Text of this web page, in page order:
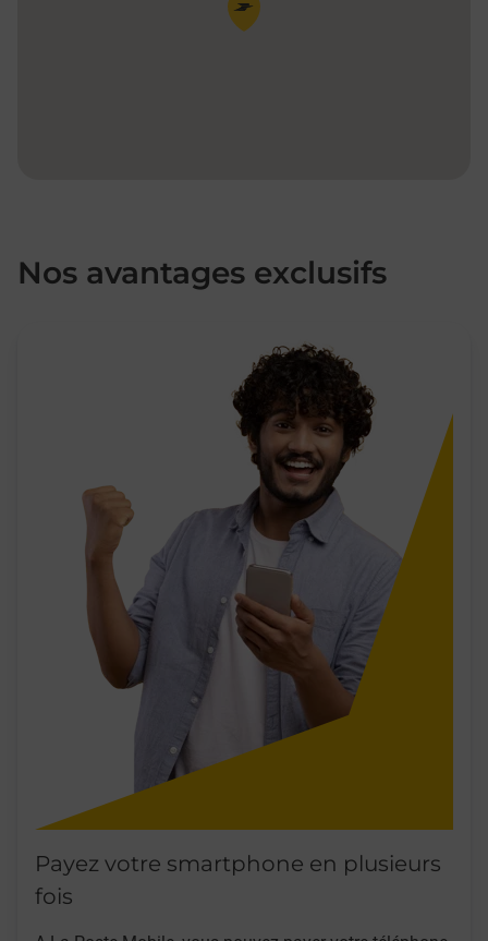
Nos avantages exclusifs
Payez votre smartphone en plusieurs
fois